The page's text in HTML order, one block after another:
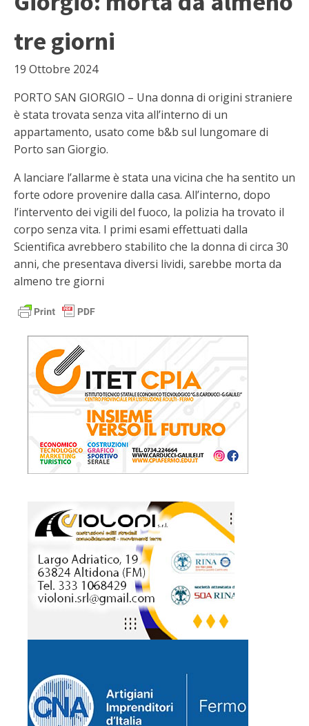
tre giorni
19 Ottobre 2024
PORTO SAN GIORGIO – Una donna di origini straniere
è stata trovata senza vita all’interno di un
appartamento, usato come b&b sul lungomare di
Porto san Giorgio.
A lanciare l’allarme è stata una vicina che ha sentito un
forte odore provenire dalla casa. All’interno, dopo
l’intervento dei vigili del fuoco, la polizia ha trovato il
corpo senza vita. I primi esami effettuati dalla
Scientifica avrebbero stabilito che la donna di circa 30
anni, che presentava diversi lividi, sarebbe morta da
almeno tre giorni